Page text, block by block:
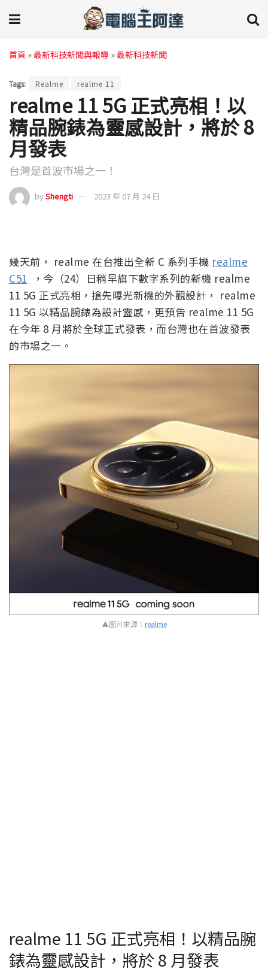
首頁 »最新科技新聞與報導 »最新科技新聞
Tags: Realme realme 11
realme 11 5G 正式亮相！以
精品腕錶為靈感設計，將於 8
月發表
台灣是首波市場之一！
byShengti 2023 年 07 月 24 日
幾天前， realme 在台推出全新 C 系列手機 realme
C51 ，今（24）日稍早旗下數字系列的新機 realme
11 5G 正式亮相，搶先曝光新機的外觀設計， realme
11 5G 以精品腕錶為設計靈感，更預告 realme 11 5G
在今年 8 月將於全球正式發表，而台灣也在首波發表
的市場之一。
▲圖片來源： realme
realme 11 5G 正式亮相！以精品腕
錶為靈感設計，將於 8 月發表